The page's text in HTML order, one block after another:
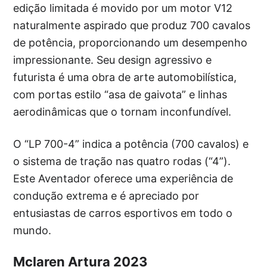
edição limitada é movido por um motor V12
naturalmente aspirado que produz 700 cavalos
de potência, proporcionando um desempenho
impressionante. Seu design agressivo e
futurista é uma obra de arte automobilística,
com portas estilo “asa de gaivota” e linhas
aerodinâmicas que o tornam inconfundível.
O “LP 700-4” indica a potência (700 cavalos) e
o sistema de tração nas quatro rodas (“4”).
Este Aventador oferece uma experiência de
condução extrema e é apreciado por
entusiastas de carros esportivos em todo o
mundo.
Mclaren Artura 2023